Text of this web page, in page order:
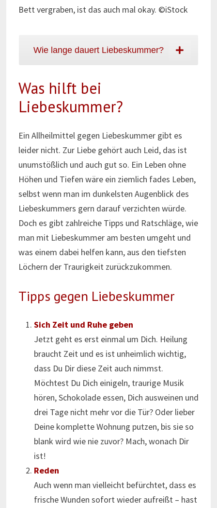
Bett vergraben, ist das auch mal okay. ©iStock
Wie lange dauert Liebeskummer?
Was hilft bei
Liebeskummer?
Ein Allheilmittel gegen Liebeskummer gibt es
leider nicht. Zur Liebe gehört auch Leid, das ist
unumstößlich und auch gut so. Ein Leben ohne
Höhen und Tiefen wäre ein ziemlich fades Leben,
selbst wenn man im dunkelsten Augenblick des
Liebeskummers gern darauf verzichten würde.
Doch es gibt zahlreiche Tipps und Ratschläge, wie
man mit Liebeskummer am besten umgeht und
was einem dabei helfen kann, aus den tiefsten
Löchern der Traurigkeit zurückzukommen.
Tipps gegen Liebeskummer
Sich Zeit und Ruhe geben
Jetzt geht es erst einmal um Dich. Heilung
braucht Zeit und es ist unheimlich wichtig,
dass Du Dir diese Zeit auch nimmst.
Möchtest Du Dich einigeln, traurige Musik
hören, Schokolade essen, Dich ausweinen und
drei Tage nicht mehr vor die Tür? Oder lieber
Deine komplette Wohnung putzen, bis sie so
blank wird wie nie zuvor? Mach, wonach Dir
ist!
Reden
Auch wenn man vielleicht befürchtet, dass es
frische Wunden sofort wieder aufreißt – hast